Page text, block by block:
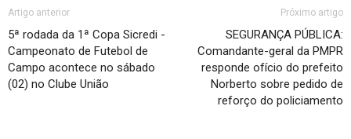
Artigo anterior
5ª rodada da 1ª Copa Sicredi -
Campeonato de Futebol de
Campo acontece no sábado
(02) no Clube União
Próximo artigo
SEGURANÇA PÚBLICA:
Comandante-geral da PMPR
responde ofício do prefeito
Norberto sobre pedido de
reforço do policiamento